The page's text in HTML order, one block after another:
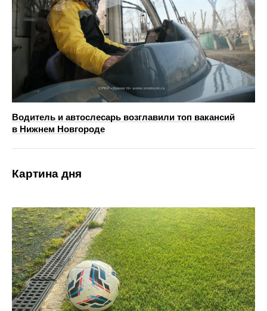
Водитель и автослесарь возглавили топ вакансий
в Нижнем Новгороде
Картина дня